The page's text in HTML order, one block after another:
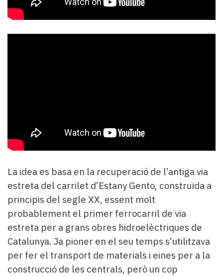
La idea es basa en la recuperació de l’antiga via
estreta del carrilet d’Estany Gento, construïda a
principis del segle XX, essent molt
probablement el primer ferrocarril de via
estreta per a grans obres hidroelèctriques de
Catalunya. Ja pioner en el seu temps s’utilitzava
per fer el transport de materials i eines per a la
construcció de les centrals, però un cop